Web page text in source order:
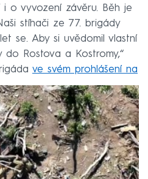
i o vyvození závěru. Běh je
stíhači ze 77. brigády
se. Aby si uvědomil vlastní
do Rostova a Kostromy,“
ve svém prohlášení na